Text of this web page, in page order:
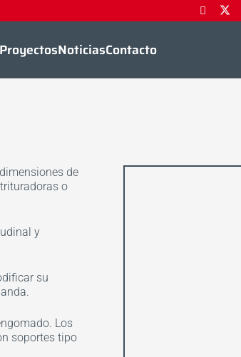
ProyectosNoticiasContacto
de
o
y
su
Los
soportes tipo